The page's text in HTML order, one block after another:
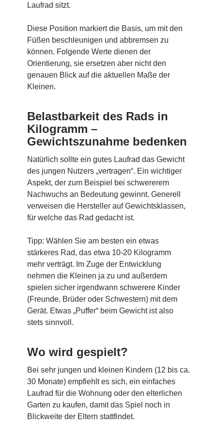
Laufrad sitzt.
Diese Position markiert die Basis, um mit den
Füßen beschleunigen und abbremsen zu
können. Folgende Werte dienen der
Orientierung, sie ersetzen aber nicht den
genauen Blick auf die aktuellen Maße der
Kleinen.
Belastbarkeit des Rads in
Kilogramm –
Gewichtszunahme bedenken
Natürlich sollte ein gutes Laufrad das Gewicht
des jungen Nutzers „vertragen“. Ein wichtiger
Aspekt, der zum Beispiel bei schwererem
Nachwuchs an Bedeutung gewinnt. Generell
verweisen die Hersteller auf Gewichtsklassen,
für welche das Rad gedacht ist.
Tipp: Wählen Sie am besten ein etwas
stärkeres Rad, das etwa 10-20 Kilogramm
mehr verträgt. Im Zuge der Entwicklung
nehmen die Kleinen ja zu und außerdem
spielen sicher irgendwann schwerere Kinder
(Freunde, Brüder oder Schwestern) mit dem
Gerät. Etwas „Puffer“ beim Gewicht ist also
stets sinnvoll.
Wo wird gespielt?
Bei sehr jungen und kleinen Kindern (12 bis ca.
30 Monate) empfiehlt es sich, ein einfaches
Laufrad für die Wohnung oder den elterlichen
Garten zu kaufen, damit das Spiel noch in
Blickweite der Eltern stattfindet.